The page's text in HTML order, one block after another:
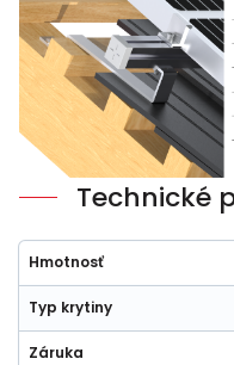
Technické
Hmotnosť
Typ krytiny
Záruka